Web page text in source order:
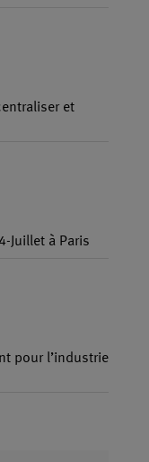
et
Juillet à Paris
pour l’industrie